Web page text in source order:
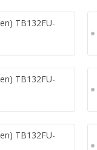
TB132FU-
TB132FU-
TB132FU-